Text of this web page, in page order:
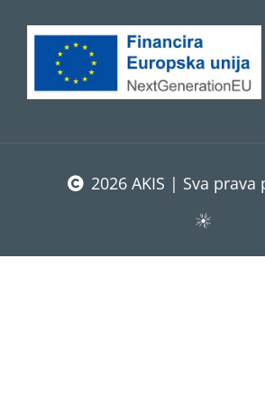
2026 AKIS | Sva prava